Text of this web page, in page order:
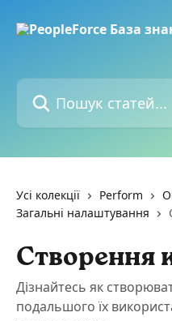
Пошук статей...
Усі колекції Perform
Загальні налаштування
Створення
Дізнайтесь як
подальшого їх